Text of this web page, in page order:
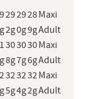
29
2g
29
0g
28
9g
Maxi
Adult
30
8g
30
7g
30
6g
Maxi
Adult
32
5g
32
4g
32
2g
Maxi
Adult